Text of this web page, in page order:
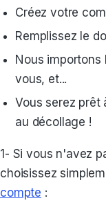
Créez votre
Remplissez le
Nous importons
vous, et...
Vous serez prêt
au décollage !
1- Si vous n'avez
choisissez
compte :